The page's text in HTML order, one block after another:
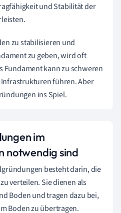
und Stabilität der
zu stabilisieren und
zu geben, wird oft
Fundament kann zu schweren
führen. Aber
ins Spiel.
im
notwendig sind
besteht darin, die
verteilen. Sie dienen als
Boden und tragen dazu bei,
Boden zu übertragen.